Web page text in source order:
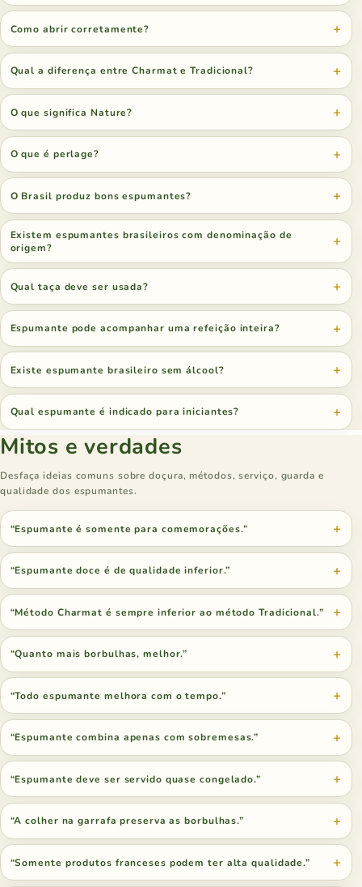
Como abrir corretamente?
Qual a diferença entre Charmat e Tradicional?
O que significa Nature?
O que é perlage?
O Brasil produz bons espumantes?
Existem espumantes brasileiros com denominação de
origem?
Qual taça deve ser usada?
Espumante pode acompanhar uma refeição inteira?
Existe espumante brasileiro sem álcool?
Qual espumante é indicado para iniciantes?
Mitos e verdades
Desfaça ideias comuns sobre doçura, métodos, serviço, guarda e
qualidade dos espumantes.
“Espumante é somente para comemorações.”
“Espumante doce é de qualidade inferior.”
“Método Charmat é sempre inferior ao método Tradicional.”
“Quanto mais borbulhas, melhor.”
“Todo espumante melhora com o tempo.”
“Espumante combina apenas com sobremesas.”
“Espumante deve ser servido quase congelado.”
“A colher na garrafa preserva as borbulhas.”
“Somente produtos franceses podem ter alta qualidade.”